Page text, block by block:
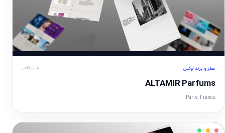
عطر و برند لوکس فروشگاهی
ALTAMIR Parfums
Paris, France